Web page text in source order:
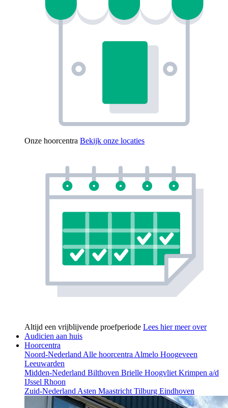
Onze hoorcentra Bekijk onze locaties
Altijd een vrijblijvende proefperiode Lees hier meer over
Audicien aan huis
Hoorcentra
Noord-Nederland Alle hoorcentra Almelo Hoogeveen
Leeuwarden
Midden-Nederland Bilthoven Brielle Hoogvliet Krimpen a/d
IJssel Rhoon
Zuid-Nederland Asten Maastricht Tilburg Eindhoven